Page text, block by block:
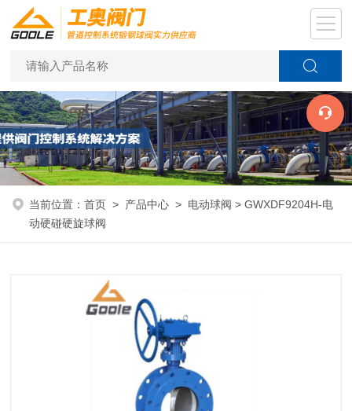
当前位置：首页 > 产品中心 > 电动球阀 > GWXDF9204H-电
动硬碰硬旋球阀